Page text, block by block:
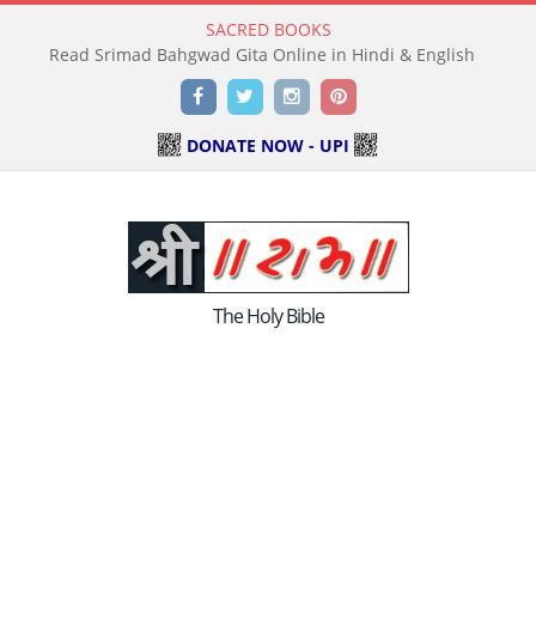
SACRED BOOKS
Read Srimad Bahgwad Gita Online in Hindi & English
FacebookTwitterInstagramPinterest
DONATE NOW - UPI
The Holy Bible